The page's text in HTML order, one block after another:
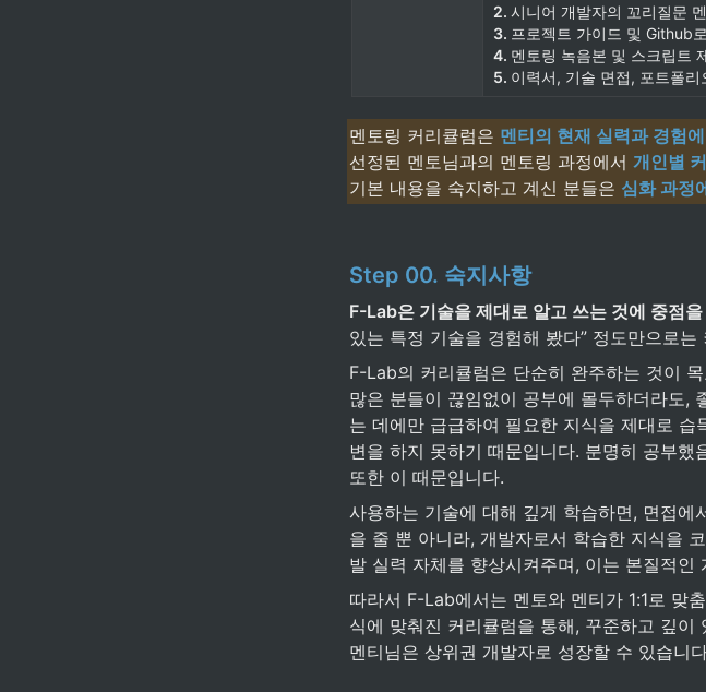
2.
3.
4.
5. 이력서, 기술 면접, 포트폴리
멘토링 커리큘럼은 멘티의 현재 실력과 경험
선정된 멘토님과의 멘토링 과정에서 개인별
기본 내용을 숙지하고 계신 분들은 심화 과정
Step 00. 숙지사항
F-Lab은 기술을 제대로 알고 쓰는 것에 중점
있는 특정 기술을 경험해 봤다” 정도만으로
F-Lab의 커리큘럼은 단순히 완주하는 것이
많은 분들이 끊임없이 공부에 몰두하더라도,
는 데에만 급급하여 필요한 지식을 제대로
변을 하지 못하기 때문입니다. 분명히 공부
또한 이 때문입니다.
사용하는 기술에 대해 깊게 학습하면, 면접
을 줄 뿐 아니라, 개발자로서 학습한 지식을
발 실력 자체를 향상시켜주며, 이는 본질적인
따라서 F-Lab에서는 멘토와 멘티가 1:1로 맞
식에 맞춰진 커리큘럼을 통해, 꾸준하고 깊
멘티님은 상위권 개발자로 성장할 수 있습니